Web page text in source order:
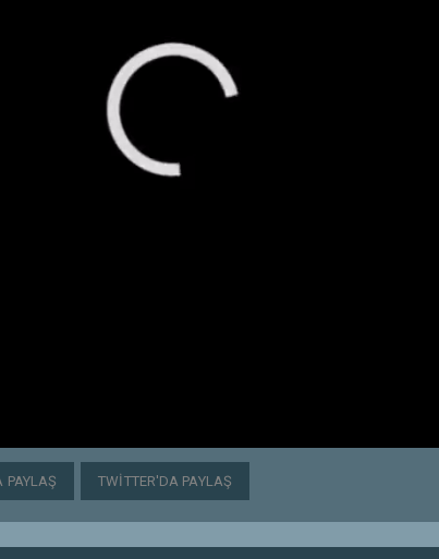
PAYLAŞ TWITTER'DA PAYLAŞ